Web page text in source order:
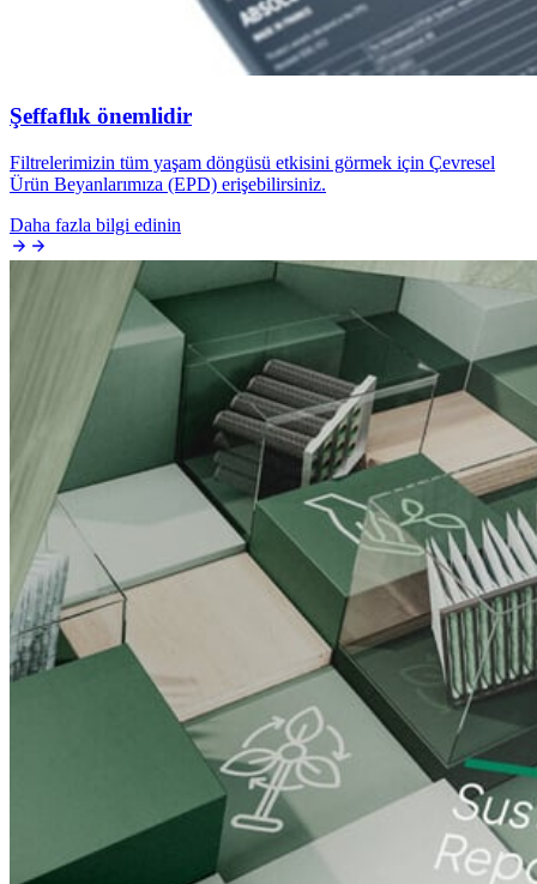
Şeffaflık önemlidir
Filtrelerimizin tüm yaşam döngüsü etkisini görmek için Çevresel
Ürün Beyanlarımıza (EPD) erişebilirsiniz.
Daha fazla bilgi edinin